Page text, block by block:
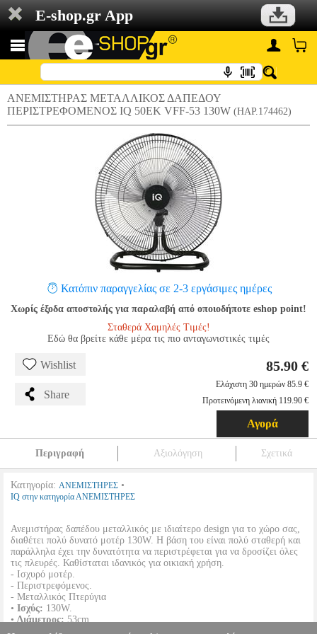
E-shop.gr App
ΑΝΕΜΙΣΤΗΡΑΣ ΜΕΤΑΛΛΙΚΟΣ ΔΑΠΕΔΟΥ
ΠΕΡΙΣΤΡΕΦΟΜΕΝΟΣ IQ 50EK VFF-53 130W (HAP.174462)
Κατόπιν παραγγελίας σε 2-3 εργάσιμες ημέρες
Χωρίς έξοδα αποστολής για παραλαβή από οποιοδήποτε eshop point!
Σταθερά Χαμηλές Τιμές!
Εδώ θα βρείτε κάθε μέρα τις πιο ανταγωνιστικές τιμές
Wishlist
Share
85.90 €
Ελάχιστη 30 ημερών 85.9 €
Προτεινόμενη λιανική 119.90 €
Αγορά
Περιγραφή Αξιολόγηση Σχετικά
Κατηγορία: ΑΝΕΜΙΣΤΗΡΕΣ •
IQ στην κατηγορία ΑΝΕΜΙΣΤΗΡΕΣ
Ανεμιστήρας δαπέδου μεταλλικός με ιδιαίτερο design για το χώρο σας,
διαθέτει πολύ δυνατό μοτέρ 130W. Η βάση του είναι πολύ σταθερή και
παράλληλα έχει την δυνατότητα να περιστρέφεται για να δροσίζει όλες
τις πλευρές. Καθίσταται ιδανικός για οικιακή χρήση.
- Ισχυρό μοτέρ.
- Περιστρεφόμενος.
- Μεταλλικός Πτερύγια
• Ισχύς: 130W.
•Διάμετρος:53cm.
•
Χρώμα: Μαύρος.